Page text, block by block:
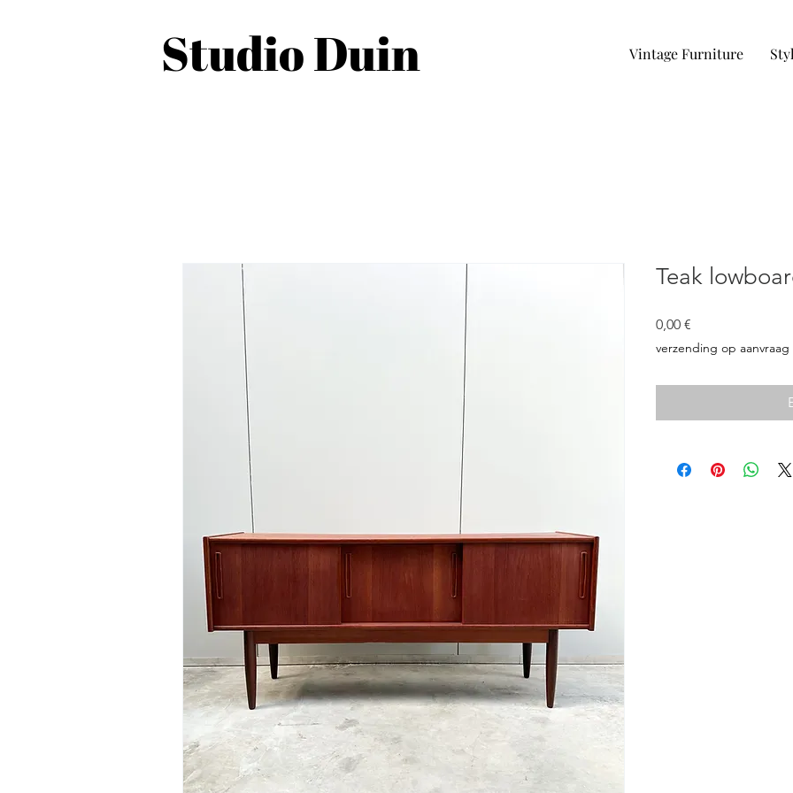
Vintage Furniture
Studio Duin
Teak
0,00 €
verzending op aanvraag